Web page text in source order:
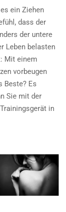
ein Ziehen
dass der
der untere
Leben belasten
Mit einem
vorbeugen
Beste? Es
Sie mit der
in